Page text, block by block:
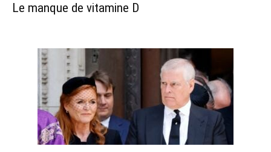
Le manque de vitamine D